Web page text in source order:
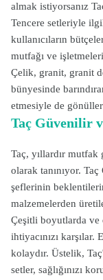
almak istiyorsanız
Tencere setleriyle
kullanıcıların
mutfağı ve
Çelik, granit, granit
bünyesinde
etmesiyle de
Taç Güvenilir
Taç, yıllardır
olarak tanınıyor.
şeflerinin
malzemelerden
Çeşitli boyutlarda ve
ihtiyacınızı karşılar.
kolaydır. Üstelik,
setler, sağlığınızı